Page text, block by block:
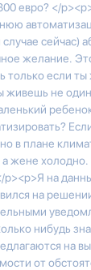
евро? </
случае сейчас)
желание.
только если
живешь не
в плане
жене холодно.
p><p>Я на
на
нибудь
на
от